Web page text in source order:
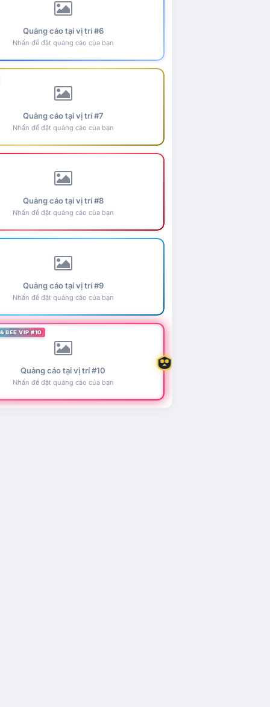
Quảng cáo tại vị trí #6
Nhấn để đặt quảng cáo của bạn
Quảng cáo tại vị trí #7
Nhấn để đặt quảng cáo của bạn
Quảng cáo tại vị trí #8
Nhấn để đặt quảng cáo của bạn
Quảng cáo tại vị trí #9
Nhấn để đặt quảng cáo của bạn
BEE VIP #10
Quảng cáo tại vị trí #10
Nhấn để đặt quảng cáo của bạn